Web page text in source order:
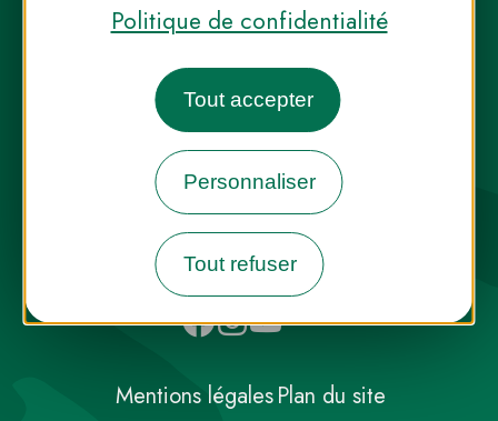
Politique de confidentialité
Tout accepter
Personnaliser
Tout refuser
Destination Parcs, de l’inspiration en
toute saison
INFOS PRESSEFAQNOUS CONTACTER
NEWSLETTER
Mentions légalesPlan du site